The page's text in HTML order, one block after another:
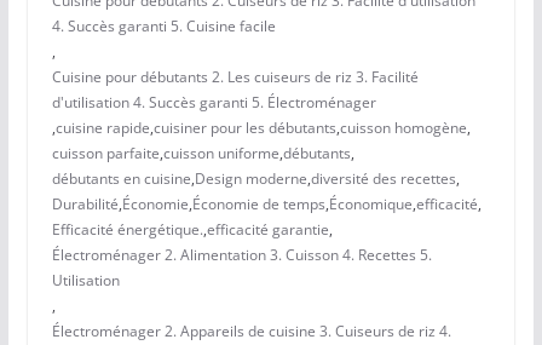
4. Succès garanti 5. Cuisine facile
,
Cuisine pour débutants 2. Les cuiseurs de riz 3. Facilité
d'utilisation 4. Succès garanti 5. Électroménager
,cuisine rapide,cuisiner pour les débutants,cuisson homogène,
cuisson parfaite,cuisson uniforme,débutants,
débutants en cuisine,Design moderne,diversité des recettes,
Durabilité,Économie,Économie de temps,Économique,efficacité,
Efficacité énergétique.,efficacité garantie,
Électroménager 2. Alimentation 3. Cuisson 4. Recettes 5.
Utilisation
,
Électroménager 2. Appareils de cuisine 3. Cuiseurs de riz 4.